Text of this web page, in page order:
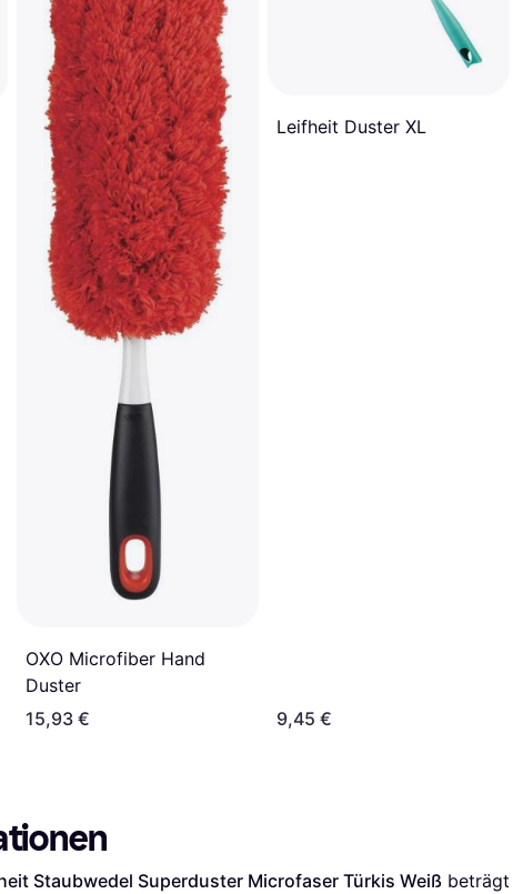
OXO Microfiber Hand
Duster
15,93 €
Leifheit Duster XL
9,45 €
Staubwedel Superduster Microfaser Türkis Weiß beträgt